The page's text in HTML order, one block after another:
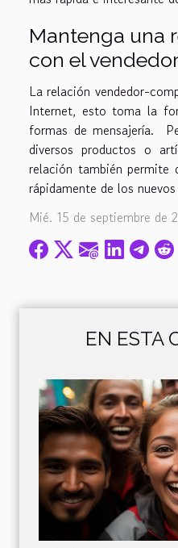
EN ESTA
Mantenga una
con el
La relación vendedor-
Internet, esto toma la
formas de mensajería.
diversos productos o
relación también permite
rápidamente de los
Mié. 15 de septiembre de